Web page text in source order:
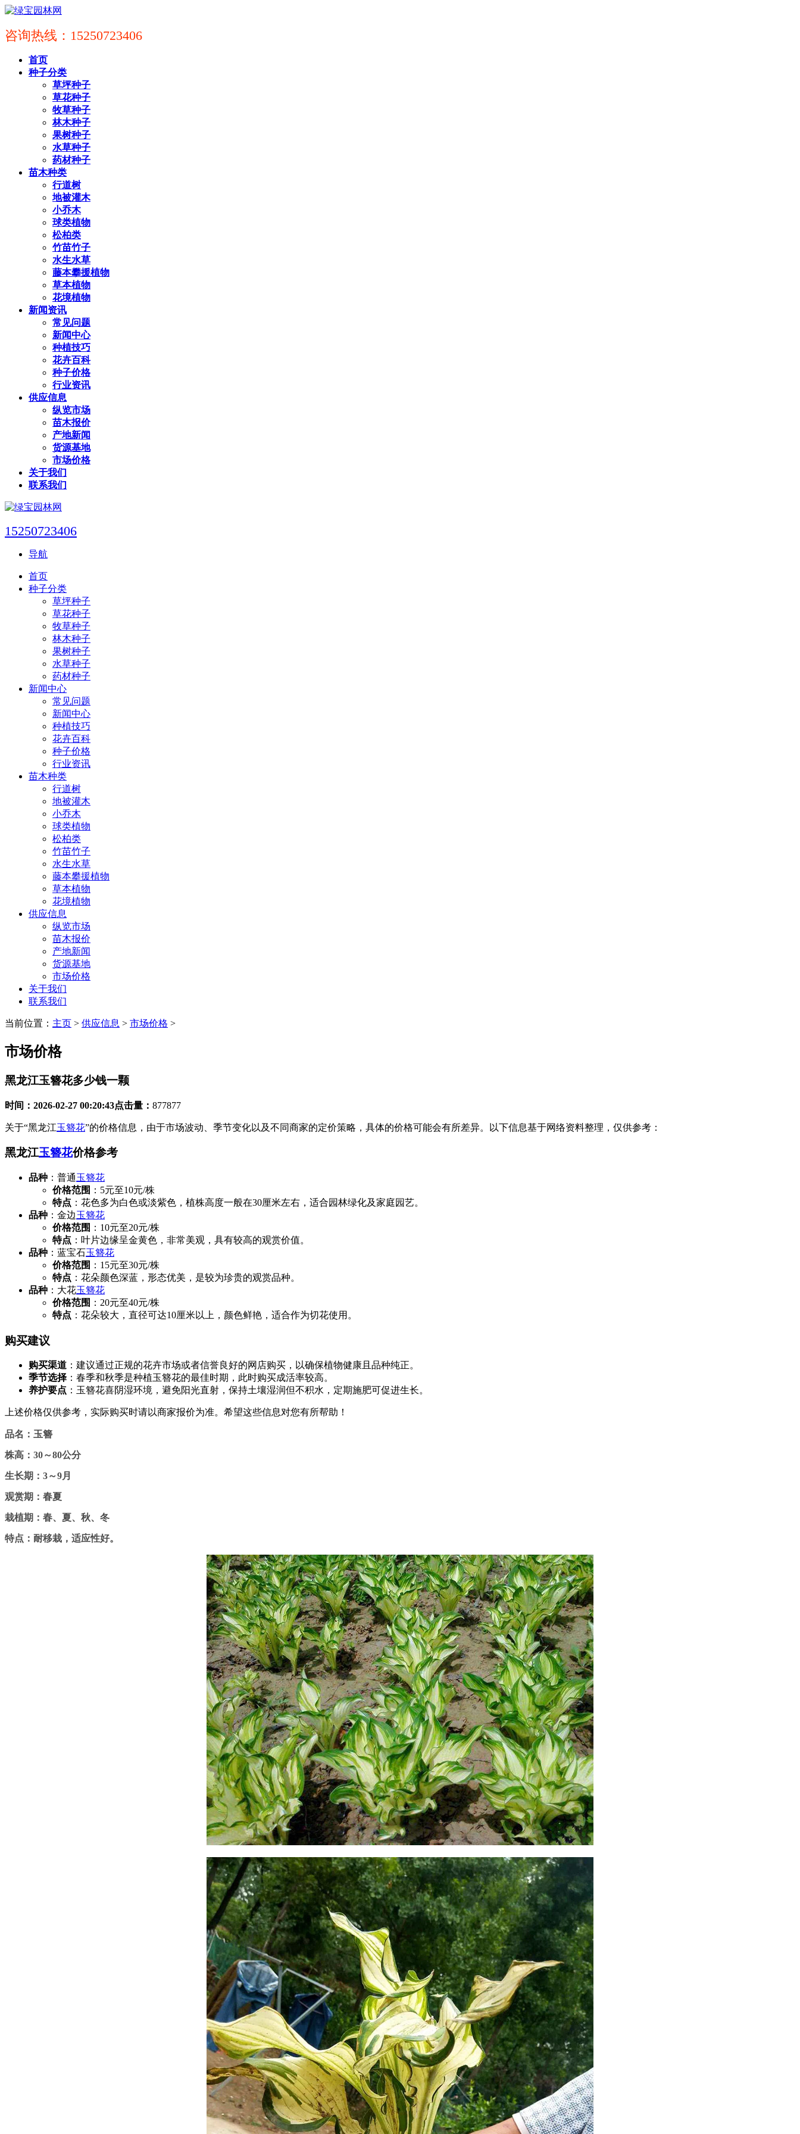
咨询热线：15250723406
首页
种子分类
草坪种子
草花种子
牧草种子
林木种子
果树种子
水草种子
药材种子
苗木种类
行道树
地被灌木
小乔木
球类植物
松柏类
竹苗竹子
水生水草
藤本攀援植物
草本植物
花境植物
新闻资讯
常见问题
新闻中心
种植技巧
花卉百科
种子价格
行业资讯
供应信息
纵览市场
苗木报价
产地新闻
货源基地
市场价格
关于我们
联系我们
15250723406
导航
首页
种子分类
草坪种子
草花种子
牧草种子
林木种子
果树种子
水草种子
药材种子
新闻中心
常见问题
新闻中心
种植技巧
花卉百科
种子价格
行业资讯
苗木种类
行道树
地被灌木
小乔木
球类植物
松柏类
竹苗竹子
水生水草
藤本攀援植物
草本植物
花境植物
供应信息
纵览市场
苗木报价
产地新闻
货源基地
市场价格
关于我们
联系我们
当前位置： 主页 > 供应信息 > 市场价格 >
市场价格
黑龙江玉簪花多少钱一颗
时间： 2026-02-27 00:20:43点击量： 877877
关于“黑龙江玉簪花”的价格信息，由于市场波动、季节变化以及不同商家的定价策略，具体的价格可能会有所差异。以下信息基于网络资料整理，仅供参考：
黑龙江玉簪花价格参考
品种 ：普通玉簪花
价格范围 ：5元至10元/株
特点 ：花色多为白色或淡紫色，植株高度一般在30厘米左右，适合园林绿化及家庭园艺。
品种 ：金边玉簪花
价格范围 ：10元至20元/株
特点 ：叶片边缘呈金黄色，非常美观，具有较高的观赏价值。
品种 ：蓝宝石玉簪花
价格范围 ：15元至30元/株
特点 ：花朵颜色深蓝，形态优美，是较为珍贵的观赏品种。
品种 ：大花玉簪花
价格范围 ：20元至40元/株
特点 ：花朵较大，直径可达10厘米以上，颜色鲜艳，适合作为切花使用。
购买建议
购买渠道 ：建议通过正规的花卉市场或者信誉良好的网店购买，以确保植物健康且品种纯正。
季节选择 ：春季和秋季是种植玉簪花的最佳时期，此时购买成活率较高。
养护要点 ：玉簪花喜阴湿环境，避免阳光直射，保持土壤湿润但不积水，定期施肥可促进生长。
上述价格仅供参考，实际购买时请以商家报价为准。希望这些信息对您有所帮助！
品名：玉簪
株高：30～80公分
生长期：3～9月
观赏期：春夏
栽植期：春、夏、秋、冬
特点：耐移栽，适应性好。